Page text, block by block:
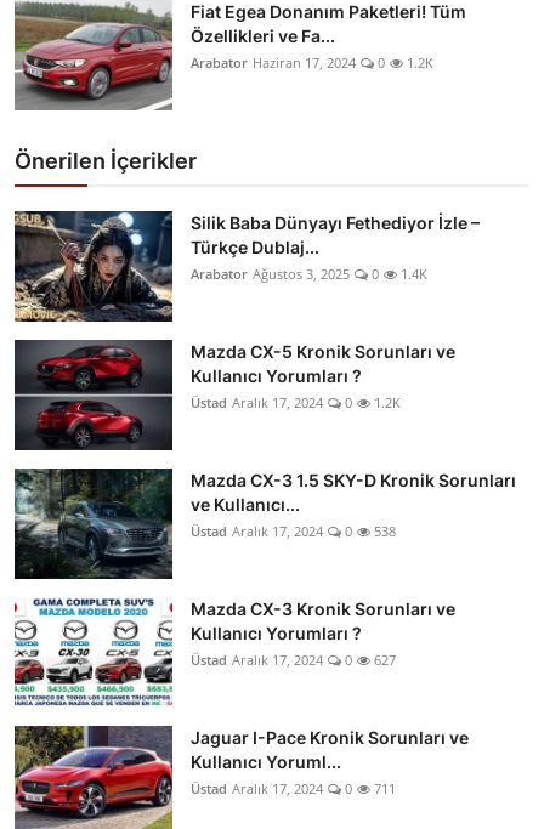
Fiat Egea Donanım Paketleri! Tüm
Özellikleri ve Fa...
Arabator Haziran 17, 2024 0 1.2K
Önerilen İçerikler
Silik Baba Dünyayı Fethediyor İzle –
Türkçe Dublaj...
Arabator Ağustos 3, 2025 0 1.4K
Mazda CX-5 Kronik Sorunları ve
Kullanıcı Yorumları ?
Üstad Aralık 17, 2024 0 1.2K
Mazda CX-3 1.5 SKY-D Kronik Sorunları
ve Kullanıcı...
Üstad Aralık 17, 2024 0 538
Mazda CX-3 Kronik Sorunları ve
Kullanıcı Yorumları ?
Üstad Aralık 17, 2024 0 627
Jaguar I-Pace Kronik Sorunları ve
Kullanıcı Yoruml...
Üstad Aralık 17, 2024 0 711